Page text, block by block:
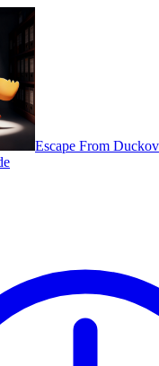
Escape From Duckov